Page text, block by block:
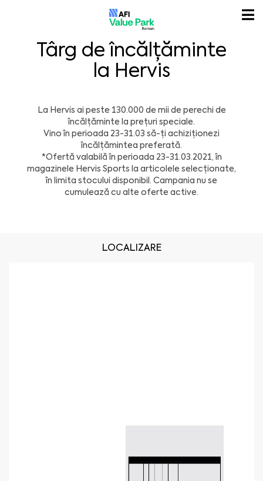
Târg de încălțăminte
la Hervis
La Hervis ai peste 130.000 de mii de perechi de
încălțăminte la prețuri speciale.
Vino în perioada 23-31.03 să-ți achiziționezi
încălțămintea preferată.
*Ofertă valabilă în perioada 23-31.03.2021, în
magazinele Hervis Sports la articolele selecționate,
în limita stocului disponibil. Campania nu se
cumulează cu alte oferte active.
LOCALIZARE